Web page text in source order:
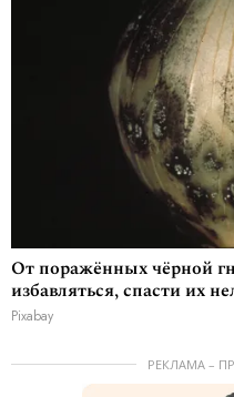
От поражённых чёрной
избавляться, спасти их
Pixabay
РЕКЛАМА –